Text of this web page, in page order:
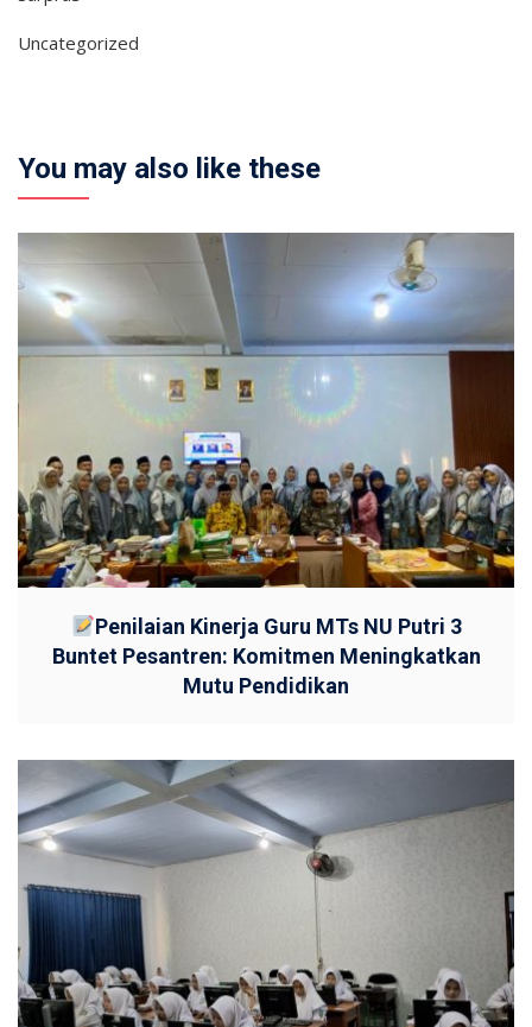
Uncategorized
You may also like these
Penilaian Kinerja Guru MTs NU Putri 3
Buntet Pesantren: Komitmen Meningkatkan
Mutu Pendidikan